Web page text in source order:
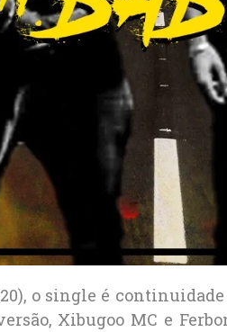
o single é
Xibugoo MC e